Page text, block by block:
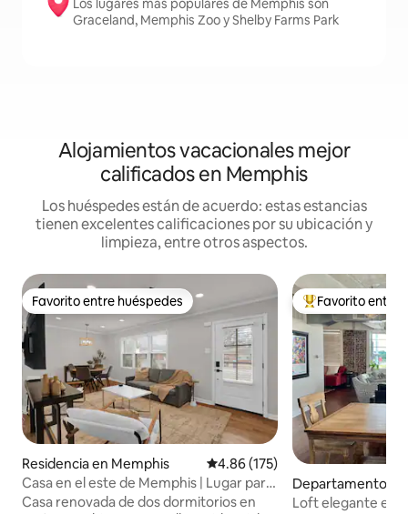
Los lugares más populares de Memphis son
Graceland, Memphis Zoo y Shelby Farms Park
Alojamientos vacacionales mejor
calificados en Memphis
Los huéspedes están de acuerdo: estas estancias
tienen excelentes calificaciones por su ubicación y
limpieza, entre otros aspectos.
Favorito entre huéspedes
Favorito entre huéspedes
Residencia en Memphis Calificación promedio: 4.86 de
4.86 (175)
Casa en el este de Memphis | Lugar para
hacer fogata + patio | Se admiten
Casa renovada de dos dormitorios en
De los mejores
Favorito entre
Departamento
wn Memphis
Loft elegante en